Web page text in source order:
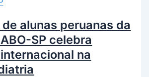
alunas peruanas da
SP celebra
na